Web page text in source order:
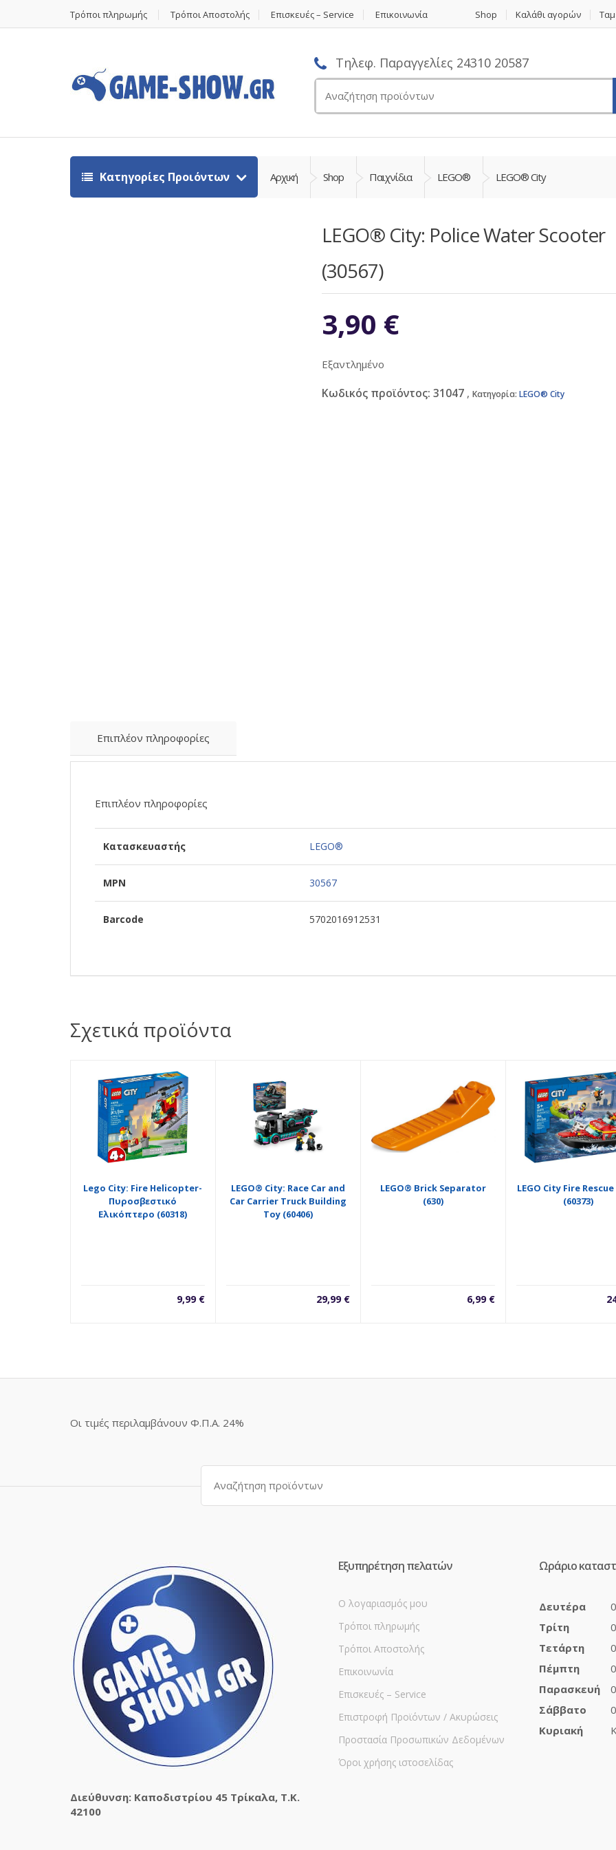
Τρόποι πληρωμής Τρόποι Αποστολής Επισκευές – Service Επικοινωνία Shop Καλάθι αγορών
Τηλεφ. Παραγγελίες 24310 20587
για:
Κατηγορίες Προιόντων Αρχική Shop Παιχνίδια LEGO® LEGO® City
LEGO® City: Police Water Scooter
(30567)
3,90 €
Εξαντλημένο
Κωδικός προϊόντος: 31047 Κατηγορία: LEGO® City
Επιπλέον πληροφορίες
Επιπλέον πληροφορίες
Κατασκευαστής LEGO®
MPN 30567
Barcode 5702016912531
Σχετικά προϊόντα
Lego City: Fire Helicopter-
Πυροσβεστικό
Ελικόπτερο (60318)
9,99 €
LEGO® City: Race Car and
Car Carrier Truck Building
Toy (60406)
29,99 €
LEGO® Brick Separator
(630)
6,99 €
LEGO City Fire
(60373)
Οι τιμές περιλαμβάνουν Φ.Π.Α. 24%
Αναζήτηση
για:
Διεύθυνση: Καποδιστρίου 45 Τρίκαλα, Τ.Κ.
42100
Εξυπηρέτηση πελατών
Ο λογαριασμός μου
Τρόποι πληρωμής
Τρόποι Αποστολής
Επικοινωνία
Επισκευές – Service
Επιστροφή Προϊόντων / Ακυρώσεις
Προστασία Προσωπικών Δεδομένων
Όροι χρήσης ιστοσελίδας
Ωράριο
Δευτέρα
Τρίτη
Τετάρτη
Πέμπτη
Παρασκευή
Σάββατο
Κυριακή